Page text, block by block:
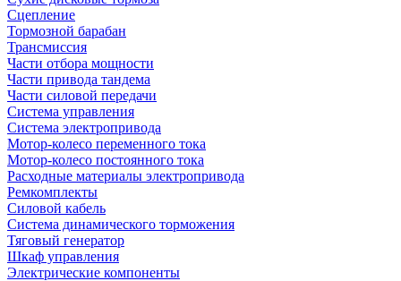
Сцепление
Тормозной барабан
Трансмиссия
Части отбора мощности
Части привода тандема
Части силовой передачи
Система управления
Система электропривода
Мотор-колесо переменного тока
Мотор-колесо постоянного тока
Расходные материалы электропривода
Ремкомплекты
Силовой кабель
Система динамического торможения
Тяговый генератор
Шкаф управления
Электрические компоненты